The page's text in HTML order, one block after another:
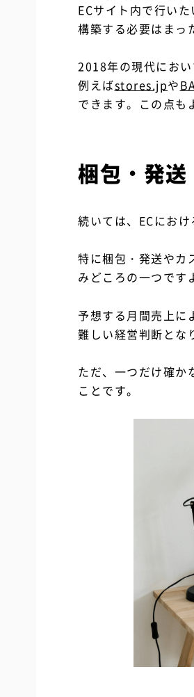
ECサイト内で行い
構築する必要はまっ
2018年の現代におい
例えばstores.jpや
できます。この点も
梱包・発
続いては、ECにおけ
特に梱包・発送やカ
みどころの一つです
予想する月間売上に
難しい経営判断とな
ただ、一つだけ確か
ことです。